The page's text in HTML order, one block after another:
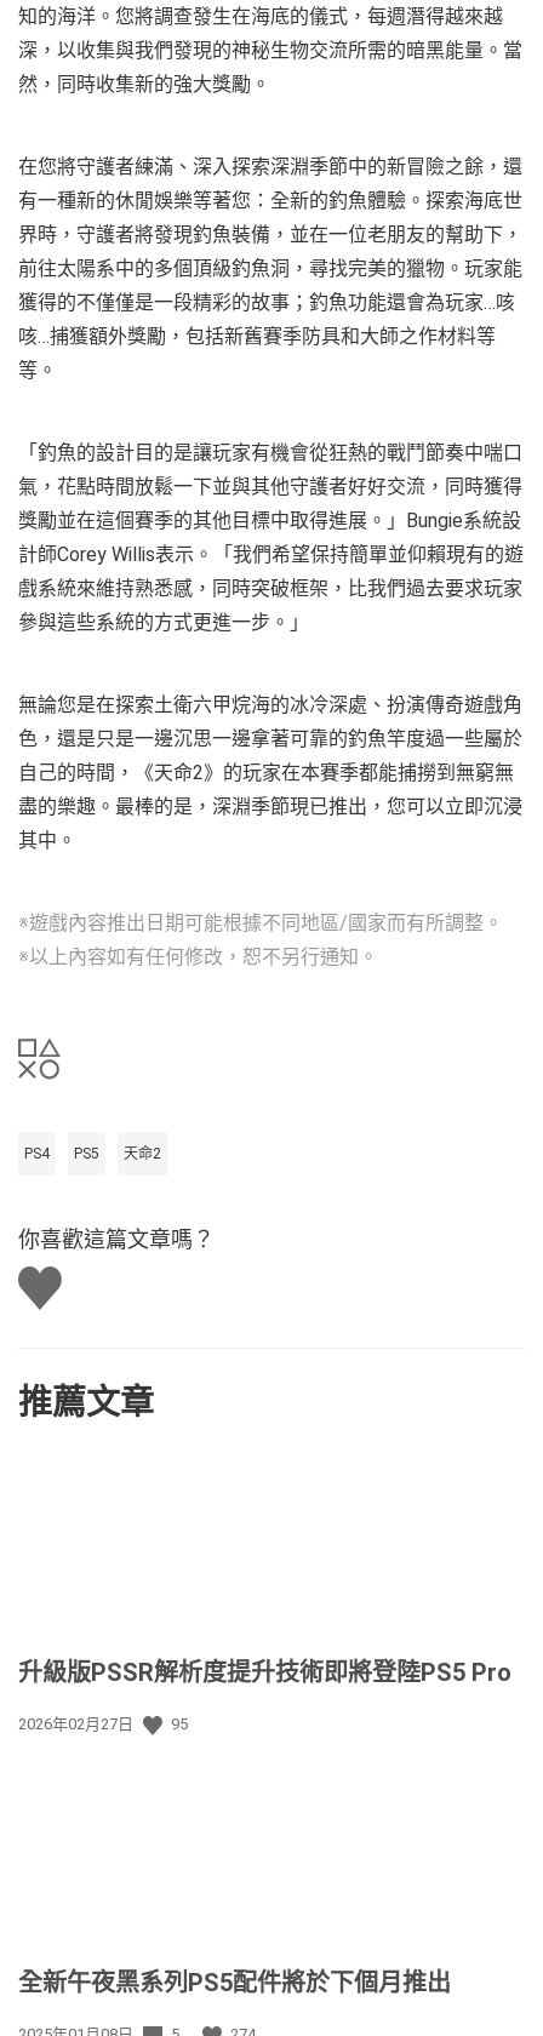
知的海洋。您將調查發生在海底的儀式，每週潛得越來越
深，以收集與我們發現的神秘生物交流所需的暗黑能量。當
然，同時收集新的強大獎勵。
在您將守護者練滿、深入探索深淵季節中的新冒險之餘，還
有一種新的休閒娛樂等著您：全新的釣魚體驗。探索海底世
界時，守護者將發現釣魚裝備，並在一位老朋友的幫助下，
前往太陽系中的多個頂級釣魚洞，尋找完美的獵物。玩家能
獲得的不僅僅是一段精彩的故事；釣魚功能還會為玩家…咳
咳…捕獲額外獎勵，包括新舊賽季防具和大師之作材料等
等。
「釣魚的設計目的是讓玩家有機會從狂熱的戰鬥節奏中喘口
氣，花點時間放鬆一下並與其他守護者好好交流，同時獲得
獎勵並在這個賽季的其他目標中取得進展。」Bungie系統設
計師Corey Willis表示。「我們希望保持簡單並仰賴現有的遊
戲系統來維持熟悉感，同時突破框架，比我們過去要求玩家
參與這些系統的方式更進一步。」
無論您是在探索土衛六甲烷海的冰冷深處、扮演傳奇遊戲角
色，還是只是一邊沉思一邊拿著可靠的釣魚竿度過一些屬於
自己的時間，《天命2》的玩家在本賽季都能捕撈到無窮無
盡的樂趣。最棒的是，深淵季節現已推出，您可以立即沉浸
其中。
※遊戲內容推出日期可能根據不同地區/國家而有所調整。
※以上內容如有任何修改，恕不另行通知。
PS4 PS5 天命2
你喜歡這篇文章嗎？
讚
推薦文章
升級版PSSR解析度提升技術即將登陸PS5 Pro
發
2026年02月27日 95
全新午夜黑系列PS5配件將於下個月推出